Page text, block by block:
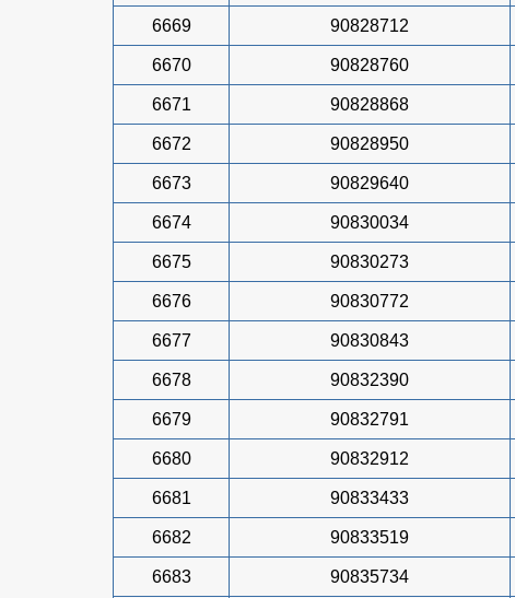
6669 90828712
6670 90828760
6671 90828868
6672 90828950
6673 90829640
6674 90830034
6675 90830273
6676 90830772
6677 90830843
6678 90832390
6679 90832791
6680 90832912
6681 90833433
6682 90833519
6683 90835734